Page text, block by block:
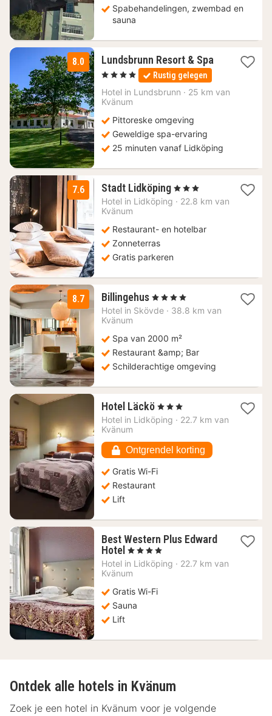
Spabehandelingen, zwembad en
sauna
8.0 Lundsbrunn Resort & Spa1
127,17
, 4 Sterren Rustig gelegen
Hotel in Lundsbrunn · 25 km van
Kvänum
Pittoreske omgeving
Geweldige spa-ervaring
25 minuten vanaf Lidköping
7.6 Stadt Lidköping 3
nachten
€
, 3 Sterren
Hotel in Lidköping · 22.8 km van
Kvänum
Restaurant- en hotelbar
Zonneterras
Gratis parkeren
8.7 Billingehus 2
nachten
€
, 4 Sterren
Hotel in Skövde · 38.8 km van
Kvänum
Spa van 2000 m²
Restaurant &amp; Bar
Schilderachtige omgeving
Hotel Läckö 1
nacht
vanaf
€
, 3 Sterren
Hotel in Lidköping · 22.7 km van
Kvänum
Ontgrendel korting
Gratis Wi-Fi
Restaurant
Lift
Best Western Plus Edward
Hotel 1
nacht
vanaf
€
, 4 Sterren
Hotel in Lidköping · 22.7 km van
Kvänum
Gratis Wi-Fi
Sauna
Lift
Ontdek alle hotels in Kvänum
Zoek je een hotel in Kvänum voor je volgende